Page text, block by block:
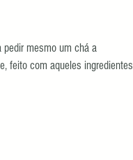
pedir mesmo um chá a
feito com aqueles ingredientes